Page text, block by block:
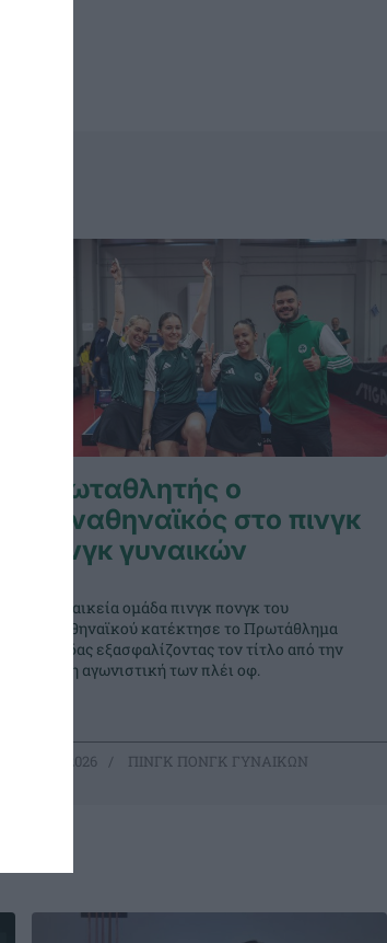
Πρωταθλητής ο
Παναθηναϊκός στο πινγκ
πονγκ γυναικών
Η γυναικεία ομάδα πινγκ πονγκ του
Παναθηναϊκού κατέκτησε το Πρωτάθλημα
Ελλάδας εξασφαλίζοντας τον τίτλο από την
πρώτη αγωνιστική των πλέι οφ.
21.05.2026 ΠΙΝΓΚ ΠΟΝΓΚ ΓΥΝΑΙΚΩΝ